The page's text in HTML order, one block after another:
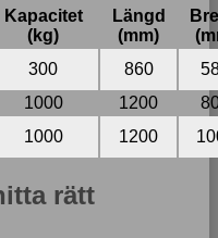
Kapacitet
(kg)
Längd
(mm)
300 860
1000 1200
1000 1200
rätt